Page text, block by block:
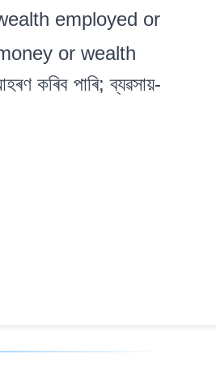
employed or
or wealth
কৰিব পাৰি; ব্যৱসায়-